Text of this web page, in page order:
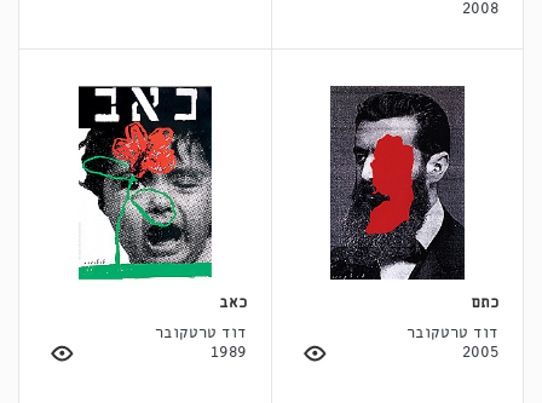
2008
כתם
דוד טרטקובר
2005
כאב
דוד טרטקובר
1989